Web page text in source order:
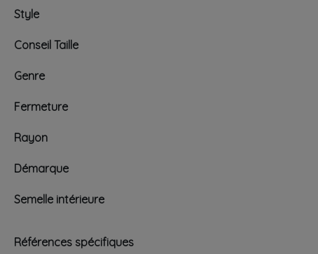
Style
Conseil Taille
Genre
Fermeture
Rayon
Démarque
Semelle intérieure
Références spécifiques